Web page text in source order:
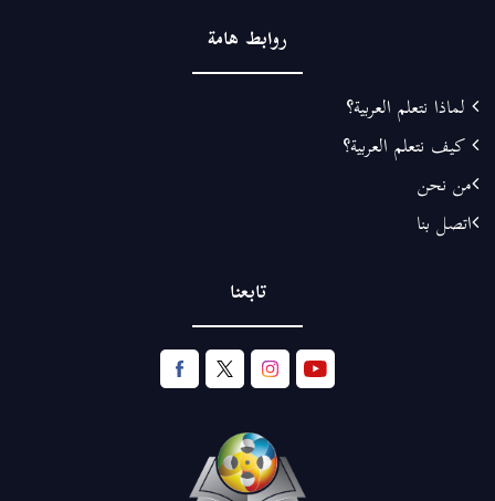
روابط هامة
لماذا نتعلم العربية؟
كيف نتعلم العربية؟
من نحن
اتصل بنا
تابعنا